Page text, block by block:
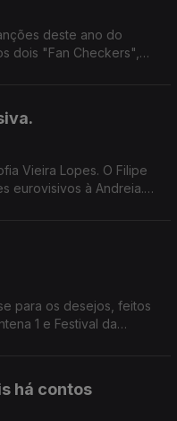
deste ano do
dois "Fan Checkers",
Vieira Lopes. O Filipe
eurovisivos à Andreia.
para os desejos, feitos
1 e Festival da
há contos